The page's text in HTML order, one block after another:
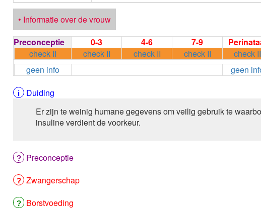
• Informatie over de vrouw
Preconceptie
0-3 4-6 7-9
check II
check II check II check II check II
geen info
geen
Duiding
Er zijn te weinig humane gegevens om veilig gebruik te
insuline verdient de voorkeur.
Preconceptie
Zwangerschap
Borstvoeding